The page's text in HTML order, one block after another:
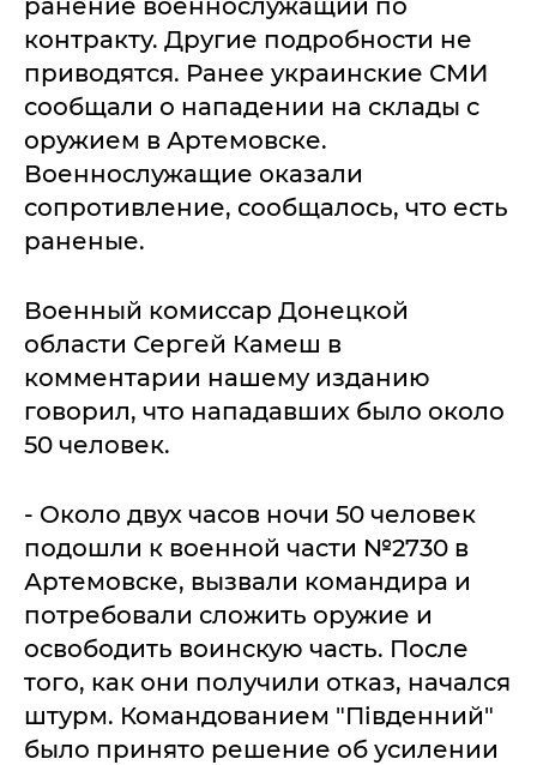
ранение военнослужащий по
контракту. Другие подробности не
приводятся. Ранее украинские СМИ
сообщали о нападении на склады с
оружием в Артемовске.
Военнослужащие оказали
сопротивление, сообщалось, что есть
раненые.
Военный комиссар Донецкой
области Сергей Камеш в
комментарии нашему изданию
говорил, что нападавших было около
50 человек.
- Около двух часов ночи 50 человек
подошли к военной части №2730 в
Артемовске, вызвали командира и
потребовали сложить оружие и
освободить воинскую часть. После
того, как они получили отказ, начался
штурм. Командованием "Пiвденний"
было принято решение об усилении